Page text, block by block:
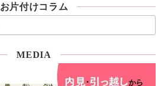
お片付けコラム
MEDIA